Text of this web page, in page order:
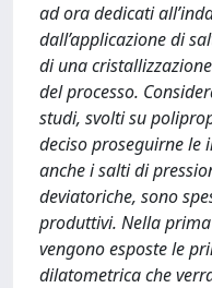
ad ora dedicati
dall’applicazione di
di una
del processo.
studi, svolti su
deciso proseguirne le
anche i salti di
deviatoriche, sono
produttivi. Nella
vengono esposte le
dilatometrica che